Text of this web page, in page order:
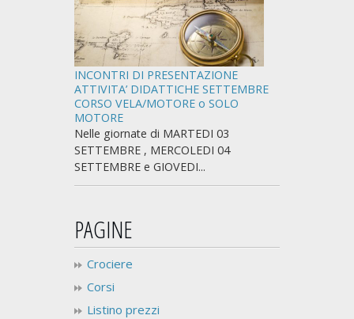
INCONTRI DI PRESENTAZIONE
ATTIVITA’ DIDATTICHE SETTEMBRE
CORSO VELA/MOTORE o SOLO
MOTORE
Nelle giornate di MARTEDI 03
SETTEMBRE , MERCOLEDI 04
SETTEMBRE e GIOVEDI...
PAGINE
Crociere
Corsi
Listino prezzi